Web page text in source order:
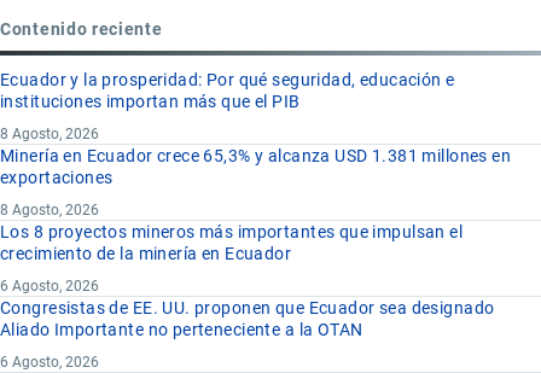
Contenido reciente
Ecuador y la prosperidad: Por qué seguridad, educación e
instituciones importan más que el PIB
8 Agosto, 2026
Minería en Ecuador crece 65,3% y alcanza USD 1.381 millones en
exportaciones
8 Agosto, 2026
Los 8 proyectos mineros más importantes que impulsan el
crecimiento de la minería en Ecuador
6 Agosto, 2026
Congresistas de EE. UU. proponen que Ecuador sea designado
Aliado Importante no perteneciente a la OTAN
6 Agosto, 2026